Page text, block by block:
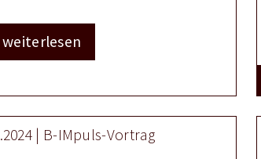
weiterlesen
| B-IMpuls-Vortrag